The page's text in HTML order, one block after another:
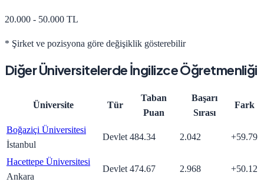
20.000 - 50.000 TL
* Şirket ve pozisyona göre değişiklik gösterebilir
Diğer Üniversitelerdeİngilizce Öğretmenliği
Üniversite Tür
Taban
Puan
Başarı
Sırası
Fark
Boğaziçi Üniversitesi
İstanbul
Devlet 484.34 2.042 +59.79
Hacettepe Üniversitesi
Ankara
Devlet 474.67 2.968 +50.12